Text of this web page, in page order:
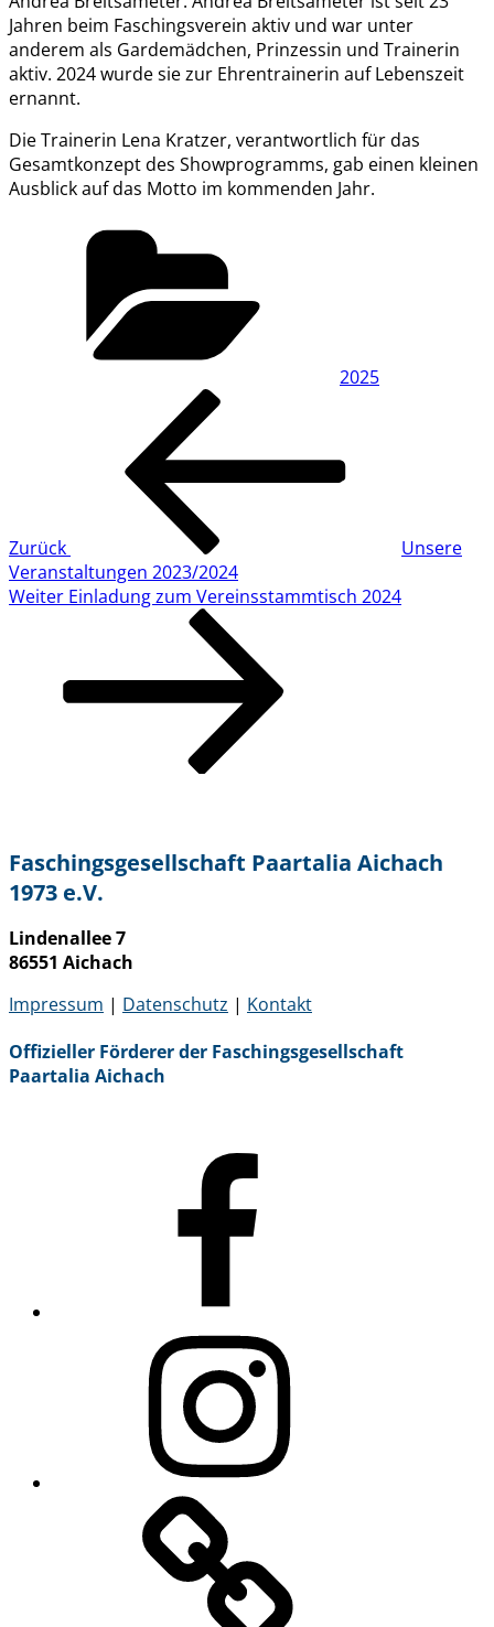
Jahren beim Faschingsverein aktiv und war unter
anderem als Gardemädchen, Prinzessin und Trainerin
aktiv. 2024 wurde sie zur Ehrentrainerin auf Lebenszeit
ernannt.
Die Trainerin Lena Kratzer, verantwortlich für das
Gesamtkonzept des Showprogramms, gab einen kleinen
Ausblick auf das Motto im kommenden Jahr.
2025
Beitragsnavigation
Zurück
Unsere
Veranstaltungen 2023/2024
Nächster
Weiter Einladung zum Vereinsstammtisch 2024
Faschingsgesellschaft Paartalia Aichach
1973 e.V.
Lindenallee 7
86551 Aichach
Impressum | Datenschutz | Kontakt
Offizieller Förderer der Faschingsgesellschaft
Paartalia Aichach